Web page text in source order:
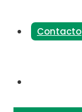
Contacto